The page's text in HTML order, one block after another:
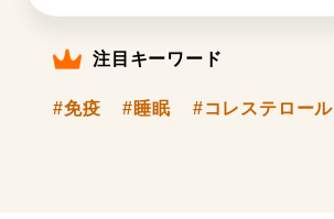
注目キーワード
#免疫 #睡眠 #コレステロール